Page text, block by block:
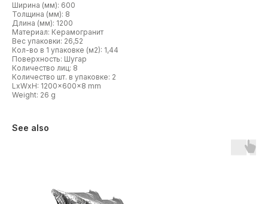
Ширина (мм): 600
Толщина (мм): 8
Длина (мм): 1200
Материал: Керамогранит
Вес упаковки: 26,52
Кол-во в 1 упаковке (м2): 1,44
Поверхность: Шугар
Количество лиц: 8
Количество шт. в упаковке: 2
LxWxH: 1200x600x8 mm
Weight: 26 g
See also